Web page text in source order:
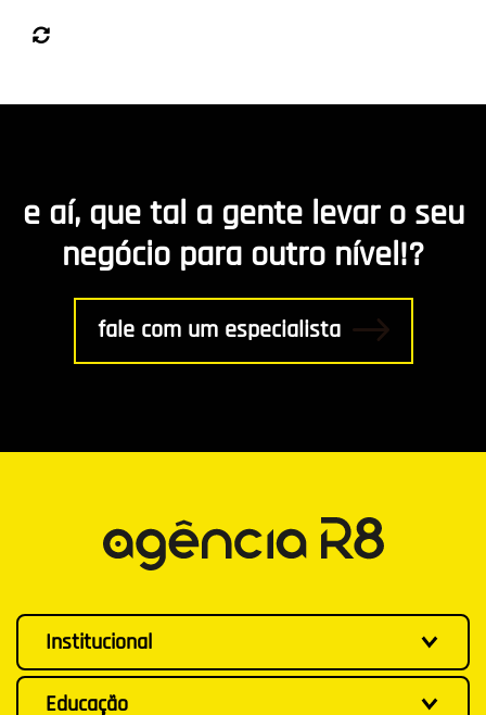
e aí, que tal a gente levar o seu
negócio para outro nível!?
fale com um especialista
Institucional
Educação